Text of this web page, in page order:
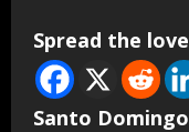
Spread the love
Santo Domingo